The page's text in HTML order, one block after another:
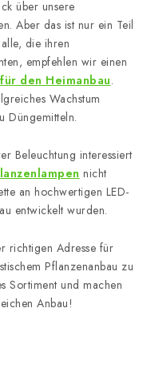
über unsere
Aber das ist nur ein Teil
die ihren
empfehlen wir einen
den Heimanbau.
Wachstum
Düngemitteln.
Beleuchtung interessiert
nicht
an hochwertigen LED-
entwickelt wurden.
richtigen Adresse für
Pflanzenanbau zu
Sortiment und machen
Anbau!